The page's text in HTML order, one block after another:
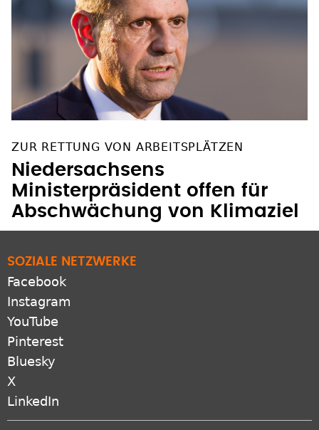
ZUR RETTUNG VON ARBEITSPLÄTZEN
Niedersachsens
Ministerpräsident offen für
Abschwächung von Klimaziel
SOZIALE NETZWERKE
Facebook
Instagram
YouTube
Pinterest
Bluesky
X
LinkedIn